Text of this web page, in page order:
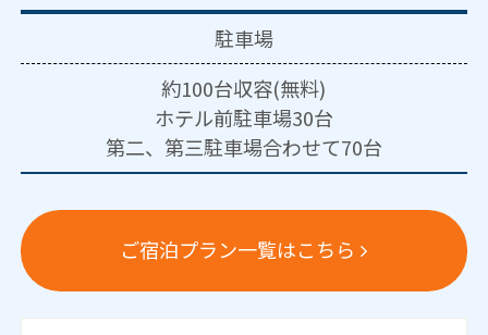
駐車場
約100台収容(無料)
ホテル前駐車場30台
第二、第三駐車場合わせて70台
ご宿泊プラン一覧はこちら